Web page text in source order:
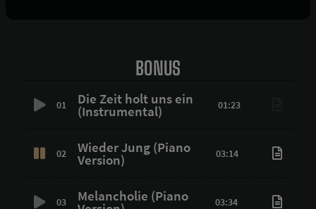
BONUS
01 Die Zeit holt uns ein
(Instrumental) 01:23
02 Wieder Jung (Piano
Version) 03:14
03 Melancholie (Piano 03:34